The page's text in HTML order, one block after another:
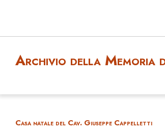
Archivio della Memoria
Casa natale del Cav. Giuseppe Cappelletti